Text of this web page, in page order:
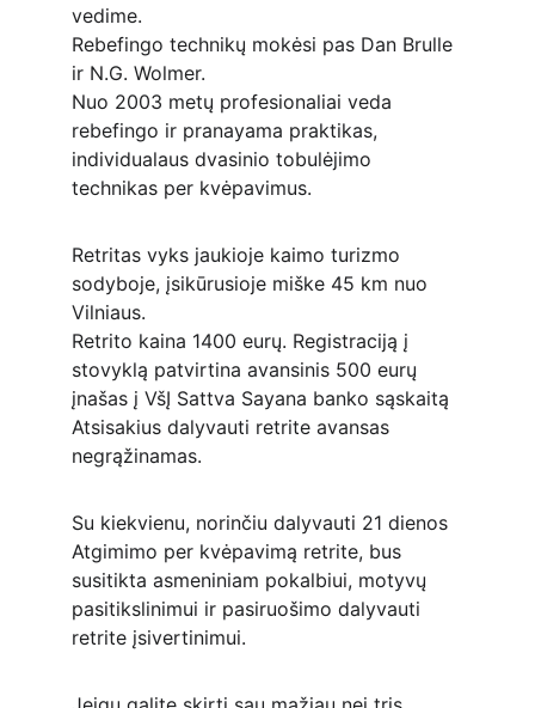
vedime.
Rebefingo technikų mokėsi pas Dan Brulle
ir N.G. Wolmer.
Nuo 2003 metų profesionaliai veda
rebefingo ir pranayama praktikas,
individualaus dvasinio tobulėjimo
technikas per kvėpavimus.
Retritas vyks jaukioje kaimo turizmo
sodyboje, įsikūrusioje miške 45 km nuo
Vilniaus.
Retrito kaina 1400 eurų. Registraciją į
stovyklą patvirtina avansinis 500 eurų
įnašas į VšĮ Sattva Sayana banko sąskaitą
Atsisakius dalyvauti retrite avansas
negrąžinamas.
Su kiekvienu, norinčiu dalyvauti 21 dienos
Atgimimo per kvėpavimą retrite, bus
susitikta asmeniniam pokalbiui, motyvų
pasitikslinimui ir pasiruošimo dalyvauti
retrite įsivertinimui.